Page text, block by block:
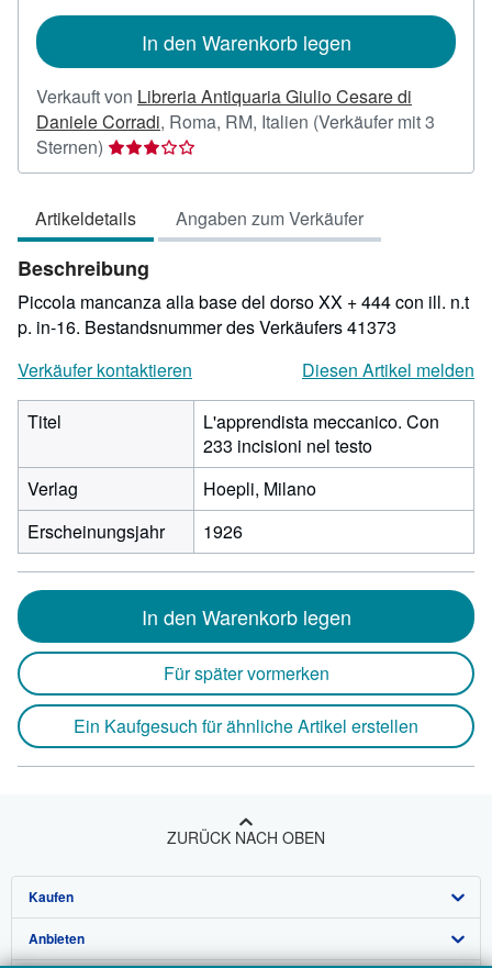
In den Warenkorb legen
Verkauft von Libreria Antiquaria Giulio Cesare di
Daniele Corradi, Roma, RM, Italien (Verkäufer mit 3
Sternen) Verkäuferbewertung
3
5
Sternen
Artikeldetails Angaben zum Verkäufer
Beschreibung
Piccola mancanza alla base del dorso XX + 444 con ill. n.t
p. in-16. Bestandsnummer des Verkäufers 41373
Verkäufer kontaktieren
Diesen Artikel melden
Titel
L'apprendista meccanico. Con
233 incisioni nel testo
Verlag
Hoepli, Milano
Erscheinungsjahr
1926
In den Warenkorb legen
Für später vormerken
Ein Kaufgesuch für ähnliche Artikel erstellen
ZURÜCK NACH OBEN
Kaufen
Detailsuche
Anbieten